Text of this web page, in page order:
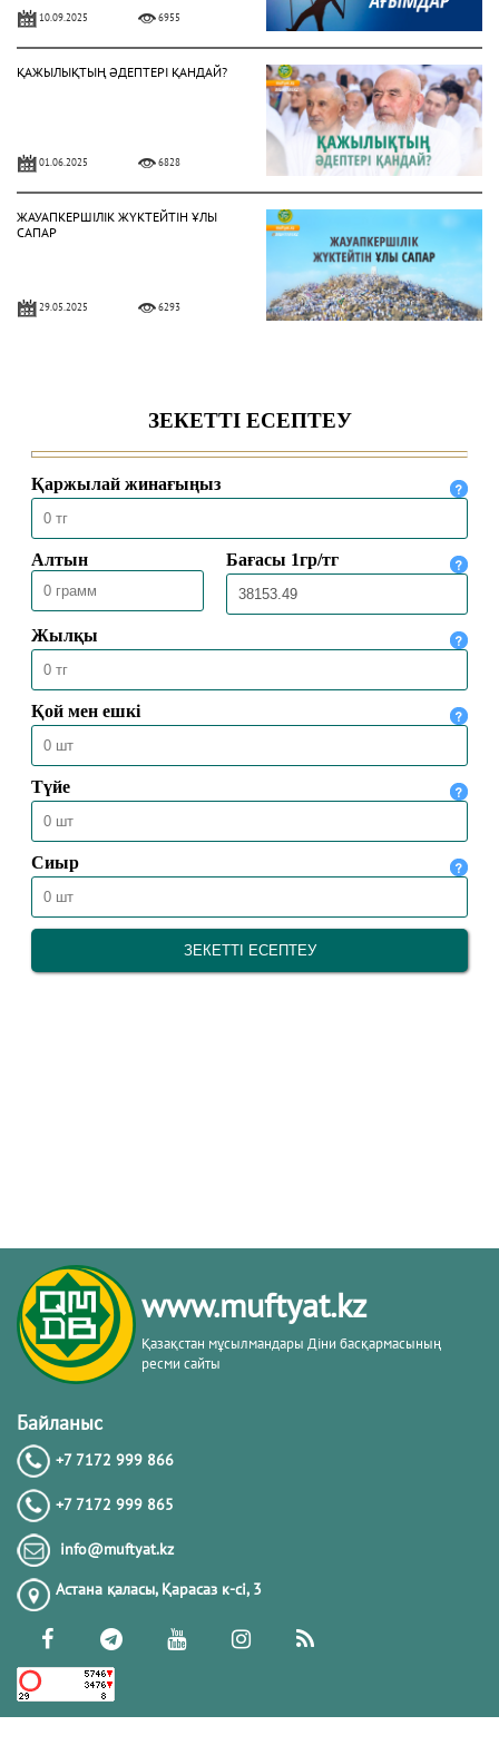
10.09.2025 6955
ҚАЖЫЛЫҚТЫҢ ӘДЕПТЕРІ ҚАНДАЙ?
01.06.2025 6828
ЖАУАПКЕРШІЛІК ЖҮКТЕЙТІН ҰЛЫ
САПАР
29.05.2025 6293
16.04.2025 8714
ЕҢБЕК ЕТУ ӘДЕБІ
24.02.2025
www.muftyat.kz
Қазақстан мұсылмандары Діни басқармасының
ресми сайты
Байланыс
+7 7172 999 866
+7 7172 999 865
info@muftyat.kz
Астана қаласы, Қарасаз к-сi, 3